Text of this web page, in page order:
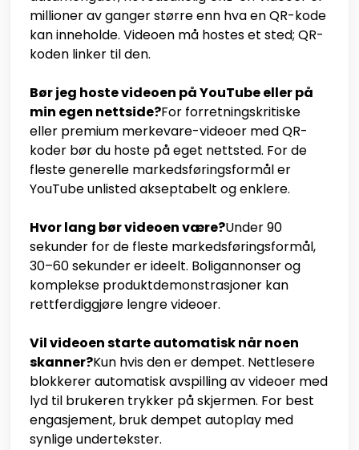
millioner av ganger større enn hva en QR-kode
kan inneholde. Videoen må hostes et sted; QR-
koden linker til den.
Bør jeg hoste videoen på YouTube eller på
min egen nettside?For forretningskritiske
eller premium merkevare-videoer med QR-
koder bør du hoste på eget nettsted. For de
fleste generelle markedsføringsformål er
YouTube unlisted akseptabelt og enklere.
Hvor lang bør videoen være?Under 90
sekunder for de fleste markedsføringsformål,
30–60 sekunder er ideelt. Boligannonser og
komplekse produktdemonstrasjoner kan
rettferdiggjøre lengre videoer.
Vil videoen starte automatisk når noen
skanner?Kun hvis den er dempet. Nettlesere
blokkerer automatisk avspilling av videoer med
lyd til brukeren trykker på skjermen. For best
engasjement, bruk dempet autoplay med
synlige undertekster.